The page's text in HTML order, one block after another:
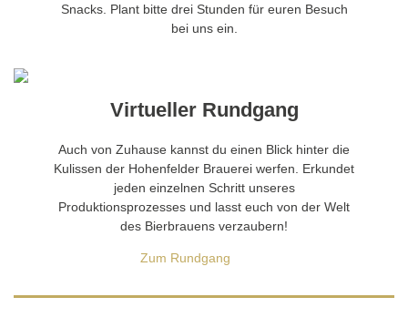
Snacks. Plant bitte drei Stunden für euren Besuch
bei uns ein.
Virtueller Rundgang
Auch von Zuhause kannst du einen Blick hinter die
Kulissen der Hohenfelder Brauerei werfen. Erkundet
jeden einzelnen Schritt unseres
Produktionsprozesses und lasst euch von der Welt
des Bierbrauens verzaubern!
Zum Rundgang